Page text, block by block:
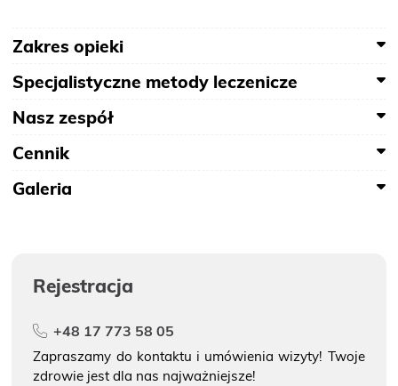
Zakres opieki
Specjalistyczne metody leczenicze
Nasz zespół
Cennik
Galeria
Rejestracja
+48 17 773 58 05
Zapraszamy do kontaktu i umówienia wizyty! Twoje
zdrowie jest dla nas najważniejsze!